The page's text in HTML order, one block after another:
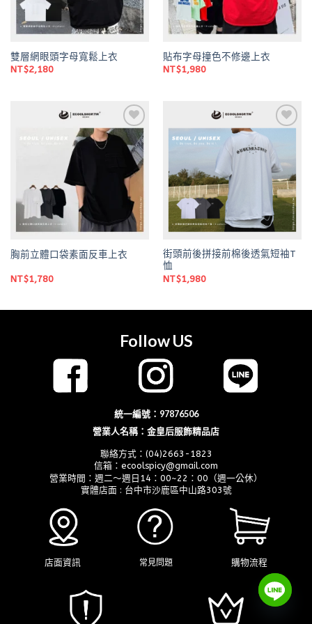
雙層網眼頭字母寬鬆上衣
NT$2,180
貼布字母撞色不修邊上衣
NT$1,980
Add to
wishlist
胸前立體口袋素面反車上衣
NT$1,780
街頭前後拼接前棉後透氣短袖T
恤
NT$1,980
Follow US
統一編號：97876506
營業人名稱：金皇后服飾精品店
聯絡方式：(04)2663-1823
信箱：ecoolspicy@gmail.com
營業時間：週二～週日14：00~22：00（週一公休）
實體店面 : 台中市沙鹿區中山路303號
店面資訊 常見問題 購物流程